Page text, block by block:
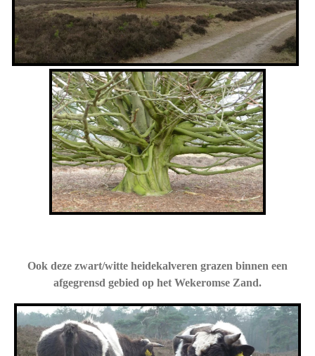
Ook deze zwart/witte heidekalveren grazen binnen een
afgegrensd gebied op het Wekeromse Zand.